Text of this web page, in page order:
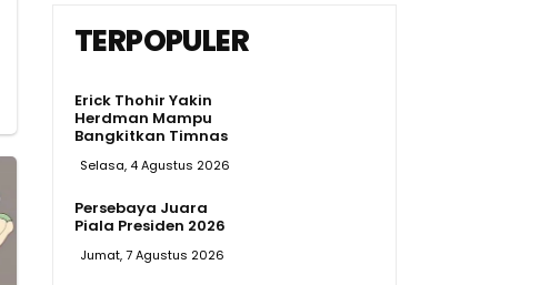
TERPOPULER
Erick Thohir Yakin
Herdman Mampu
Bangkitkan Timnas
Selasa, 4 Agustus 2026
Persebaya Juara
Piala Presiden 2026
Jumat, 7 Agustus 2026